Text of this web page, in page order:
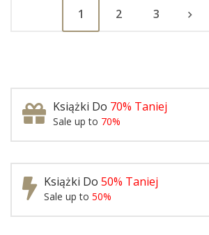
1 2 3
Książki Do 70% Taniej
Sale up to 70%
Książki Do 50% Taniej
Sale up to 50%